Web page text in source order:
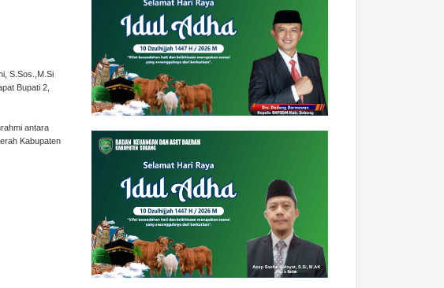
S.Sos.,M.Si
Bupati 2,
antara
Kabupaten